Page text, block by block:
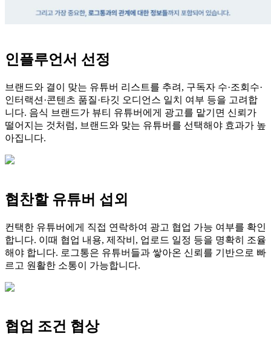
인플루언서 선정
브랜드와 결이 맞는 유튜버 리스트를 추려, 구독자 수·조회수·
인터랙션·콘텐츠 품질·타깃 오디언스 일치 여부 등을 고려합
니다. 음식 브랜드가 뷰티 유튜버에게 광고를 맡기면 신뢰가
떨어지는 것처럼, 브랜드와 맞는 유튜버를 선택해야 효과가 높
아집니다.
협찬할 유튜버 섭외
컨택한 유튜버에게 직접 연락하여 광고 협업 가능 여부를 확인
합니다. 이때 협업 내용, 제작비, 업로드 일정 등을 명확히 조율
해야 합니다. 로그통은 유튜버들과 쌓아온 신뢰를 기반으로 빠
르고 원활한 소통이 가능합니다.
협업 조건 협상